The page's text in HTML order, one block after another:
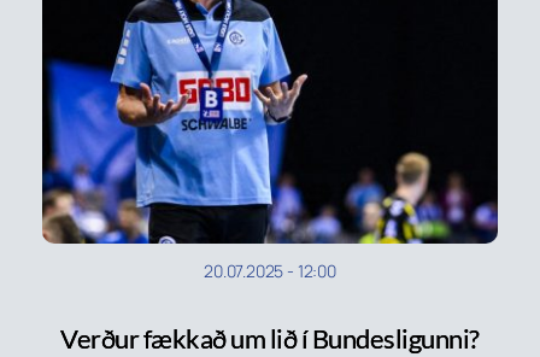
20.07.2025 - 12:00
Verður fækkað um lið í Bundesligunni?